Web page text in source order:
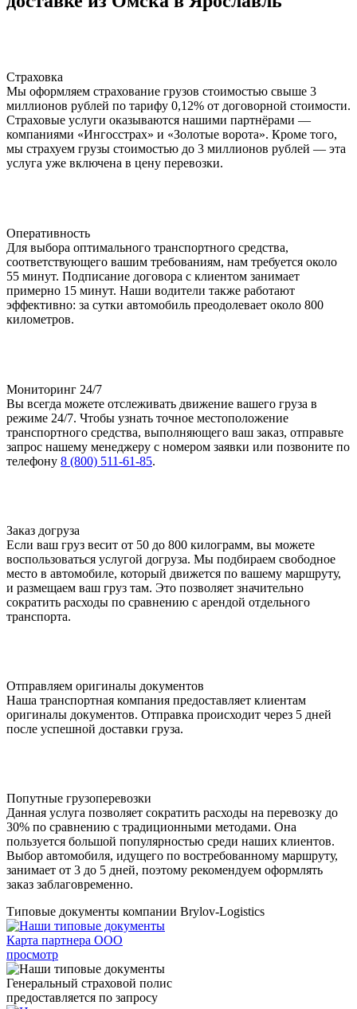
Страховка
Мы оформляем страхование грузов стоимостью свыше 3
миллионов рублей по тарифу 0,12% от договорной стоимости.
Страховые услуги оказываются нашими партнёрами —
компаниями «Ингосстрах» и «Золотые ворота». Кроме того,
мы страхуем грузы стоимостью до 3 миллионов рублей — эта
услуга уже включена в цену перевозки.
Оперативность
Для выбора оптимального транспортного средства,
соответствующего вашим требованиям, нам требуется около
55 минут. Подписание договора с клиентом занимает
примерно 15 минут. Наши водители также работают
эффективно: за сутки автомобиль преодолевает около 800
километров.
Мониторинг 24/7
Вы всегда можете отслеживать движение вашего груза в
режиме 24/7. Чтобы узнать точное местоположение
транспортного средства, выполняющего ваш заказ, отправьте
запрос нашему менеджеру с номером заявки или позвоните по
телефону 8 (800) 511-61-85.
Заказ догруза
Если ваш груз весит от 50 до 800 килограмм, вы можете
воспользоваться услугой догруза. Мы подбираем свободное
место в автомобиле, который движется по вашему маршруту,
и размещаем ваш груз там. Это позволяет значительно
сократить расходы по сравнению с арендой отдельного
транспорта.
Отправляем оригиналы документов
Наша транспортная компания предоставляет клиентам
оригиналы документов. Отправка происходит через 5 дней
после успешной доставки груза.
Попутные грузоперевозки
Данная услуга позволяет сократить расходы на перевозку до
30% по сравнению с традиционными методами. Она
пользуется большой популярностью среди наших клиентов.
Выбор автомобиля, идущего по востребованному маршруту,
занимает от 3 до 5 дней, поэтому рекомендуем оформлять
заказ заблаговременно.
Типовые документы компании Brylov-Logistics
Карта партнера ООО
просмотр
Генеральный страховой полис
предоставляется по запросу